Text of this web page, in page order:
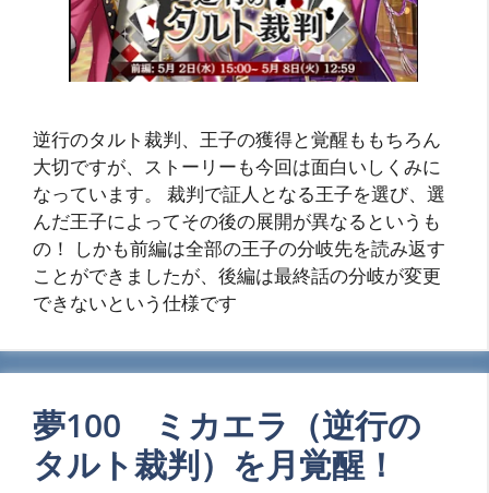
逆行のタルト裁判、王子の獲得と覚醒ももちろん
大切ですが、ストーリーも今回は面白いしくみに
なっています。 裁判で証人となる王子を選び、選
んだ王子によってその後の展開が異なるというも
の！ しかも前編は全部の王子の分岐先を読み返す
ことができましたが、後編は最終話の分岐が変更
できないという仕様です
夢100 ミカエラ（逆行の
タルト裁判）を月覚醒！